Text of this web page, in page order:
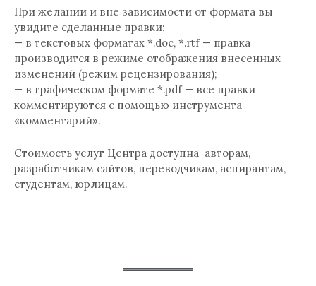
При желании и вне зависимости от формата вы
увидите сделанные правки:
— в текстовых форматах *.doc, *.rtf — правка
производится в режиме отображения внесенных
изменений (режим рецензирования);
— в графическом формате *.pdf — все правки
комментируются с помощью инструмента
«комментарий».
Стоимость услуг Центра доступна авторам,
разработчикам сайтов, переводчикам, аспирантам,
студентам, юрлицам.